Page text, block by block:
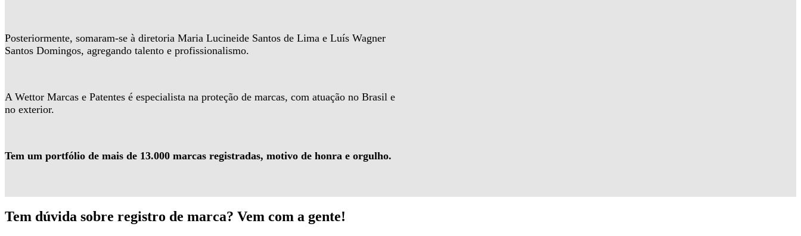
Posteriormente, somaram-se à diretoria Maria Lucineide Santos de Lima e Luís Wagner
Santos Domingos, agregando talento e profissionalismo.
A Wettor Marcas e Patentes é especialista na proteção de marcas, com atuação no Brasil e
no exterior.
Tem um portfólio de mais de 13.000 marcas registradas, motivo de honra e orgulho.
Tem dúvida sobre registro de marca? Vem com a gente!